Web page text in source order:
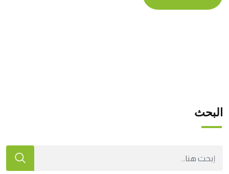
البحث